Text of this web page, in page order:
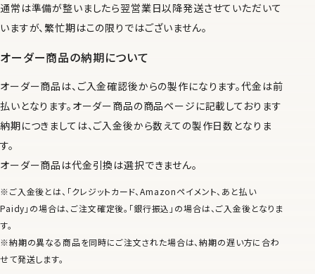
通常は準備が整いましたら翌営業日以降発送させていただいて
いますが、繁忙期はこの限りではございません。
オーダー商品の納期について
オーダー商品は、ご入金確認後からの製作になります。代金は前
払いとなります。オーダー商品の商品ページに記載しております
納期につきましては、ご入金後から数えての製作日数となりま
す。
オーダー商品は代金引換は選択できません。
※ご入金後とは、「クレジットカード、Amazonペイメント、あと払い
Paidy」の場合は、ご注文確定後。「銀行振込」の場合は、ご入金後となりま
す。
※納期の異なる商品を同時にご注文された場合は、納期の遅い方に合わ
せて発送します。